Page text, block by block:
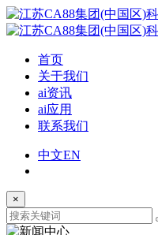
首页
关于我们
ai资讯
ai应用
联系我们
中文EN
×